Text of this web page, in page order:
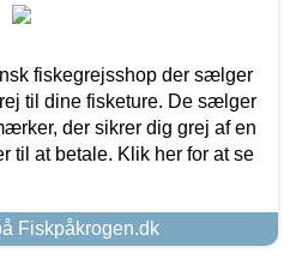
fiskegrejsshop der sælger
til dine fisketure. De sælger
der sikrer dig grej af en
til at betale. Klik her for at se
Fiskpåkrogen.dk